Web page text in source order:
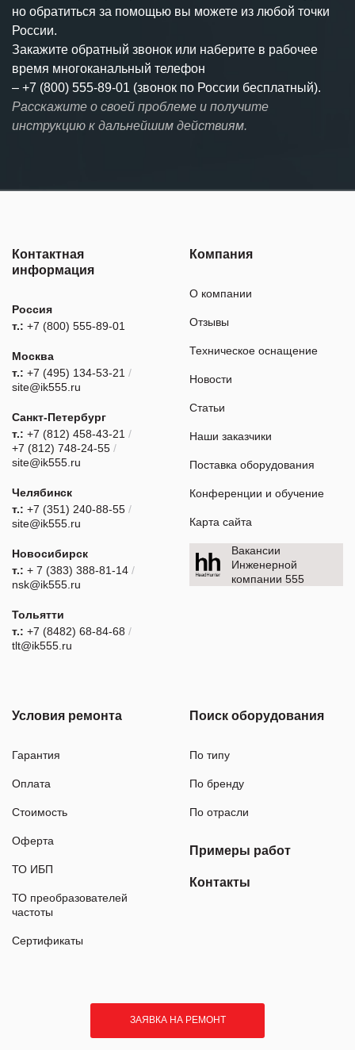
но обратиться за помощью вы можете из любой точки
России.
Закажите обратный звонок или наберите в рабочее
время многоканальный телефон
– +7 (800) 555-89-01 (звонок по России бесплатный).
Расскажите о своей проблеме и получите
инструкцию к дальнейшим действиям.
Контактная
информация
Россия
т.: +7 (800) 555-89-01
Москва
т.: +7 (495) 134-53-21 /
site@ik555.ru
Санкт-Петербург
т.: +7 (812) 458-43-21 /
+7 (812) 748-24-55 /
site@ik555.ru
Челябинск
т.: +7 (351) 240-88-55 /
site@ik555.ru
Новосибирск
т.: + 7 (383) 388-81-14 /
nsk@ik555.ru
Тольятти
т.: +7 (8482) 68-84-68 /
tlt@ik555.ru
Компания
О компании
Отзывы
Техническое оснащение
Новости
Статьи
Наши заказчики
Поставка оборудования
Конференции и обучение
Карта сайта
Вакансии
Инженерной
компании 555
Условия ремонта
Гарантия
Оплата
Стоимость
Оферта
ТО ИБП
ТО преобразователей
частоты
Сертификаты
Поиск оборудования
По типу
По бренду
По отрасли
Примеры работ
Контакты
ЗАЯВКА НА РЕМОНТ